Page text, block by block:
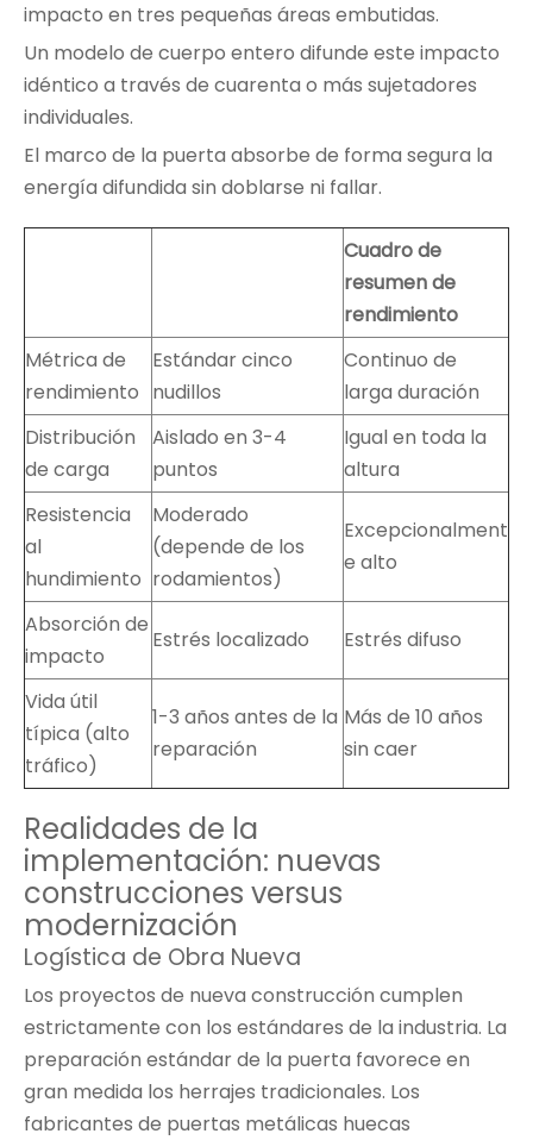
impacto en tres pequeñas áreas embutidas.
Un modelo de cuerpo entero difunde este impacto
idéntico a través de cuarenta o más sujetadores
individuales.
El marco de la puerta absorbe de forma segura la
energía difundida sin doblarse ni fallar.
Cuadro de
resumen de
rendimiento
Métrica de
rendimiento
Estándar cinco
nudillos
Continuo de
larga duración
Distribución
de carga
Aislado en 3-4
puntos
Igual en toda la
altura
Resistencia
al
hundimiento
Moderado
(depende de los
rodamientos)
Excepcionalment
e alto
Absorción de
impacto
Estrés localizado Estrés difuso
Vida útil
típica (alto
tráfico)
1-3 años antes de la
reparación
Más de 10 años
sin caer
Realidades de la
implementación: nuevas
construcciones versus
modernización
Logística de Obra Nueva
Los proyectos de nueva construcción cumplen
estrictamente con los estándares de la industria. La
preparación estándar de la puerta favorece en
gran medida los herrajes tradicionales. Los
fabricantes de puertas metálicas huecas